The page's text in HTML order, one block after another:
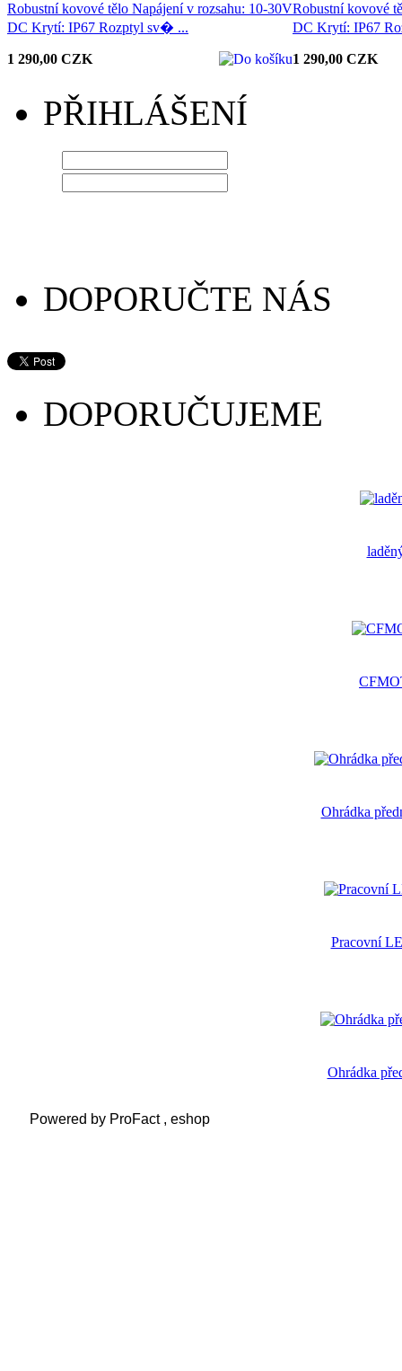
Robustní kovové tělo Napájení v rozsahu: 10-30V
DC Krytí: IP67 Rozptyl sv� ...
1 290,00 CZK
Robustní kovové
DC Krytí: IP67
1 290,00 CZK
PŘIHLÁŠENÍ
DOPORUČTE NÁS
DOPORUČUJEME
Ohrádka
Pracovní
Ohrádka
Powered by ProFact , eshop